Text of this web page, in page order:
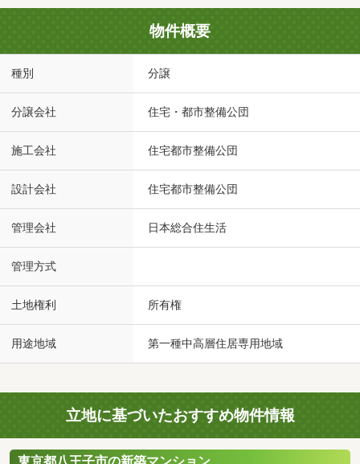
物件概要
種別 分譲
分譲会社 住宅・都市整備公団
施工会社 住宅都市整備公団
設計会社 住宅都市整備公団
管理会社 日本総合住生活
管理方式
土地権利 所有権
用途地域 第一種中高層住居専用地域
立地に基づいたおすすめ物件情報
東京都八王子市の新築マンション